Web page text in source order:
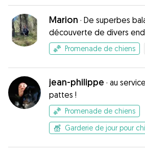
Marion · De superbes
découverte de divers
stimulants, odeurs,
humains
Promenade de chiens
jean-philippe · au
pattes !
Promenade de chiens
Garderie de jour pour